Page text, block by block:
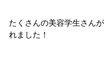
たくさんの美容学生さん
れました！